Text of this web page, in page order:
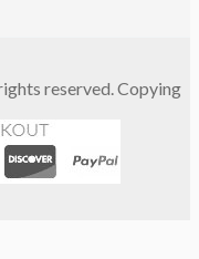
reserved. Copying